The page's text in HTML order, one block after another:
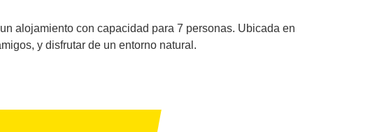
alojamiento con capacidad para 7 personas. Ubicada en
y disfrutar de un entorno natural.